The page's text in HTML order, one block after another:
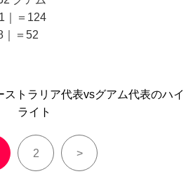
｜＝124
｜＝52
ストラリア代表vsグアム代表のハイ
ライト
2 >